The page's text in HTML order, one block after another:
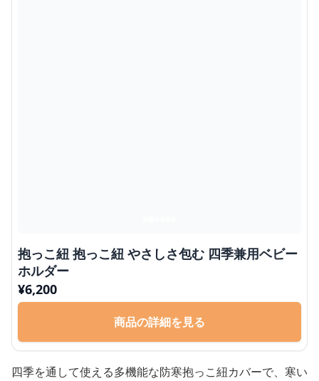
抱っこ紐 抱っこ紐 やさしさ包む 四季兼用ベビー
ホルダー
¥6,200
商品の詳細を見る
四季を通して使える多機能な防寒抱っこ紐カバーで、寒い